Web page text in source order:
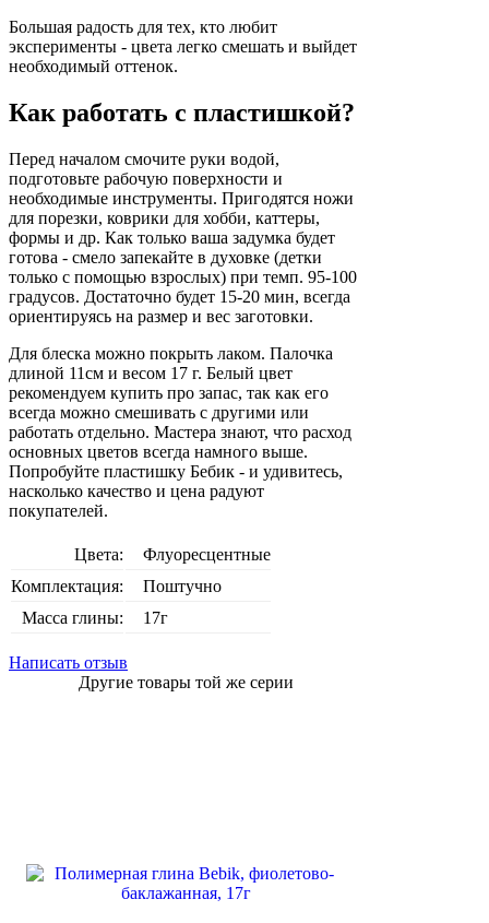
Большая радость для тех, кто любит
эксперименты - цвета легко смешать и выйдет
необходимый оттенок.
Как работать с пластишкой?
Перед началом смочите руки водой,
подготовьте рабочую поверхности и
необходимые инструменты. Пригодятся ножи
для порезки, коврики для хобби, каттеры,
формы и др. Как только ваша задумка будет
готова - смело запекайте в духовке (детки
только с помощью взрослых) при темп. 95-100
градусов. Достаточно будет 15-20 мин, всегда
ориентируясь на размер и вес заготовки.
Для блеска можно покрыть лаком. Палочка
длиной 11см и весом 17 г. Белый цвет
рекомендуем купить про запас, так как его
всегда можно смешивать с другими или
работать отдельно. Мастера знают, что расход
основных цветов всегда намного выше.
Попробуйте пластишку Бебик - и удивитесь,
насколько качество и цена радуют
покупателей.
Цвета:
Флуоресцентные
Комплектация:
Поштучно
Масса глины:
17г
Написать отзыв
Другие товары той же серии